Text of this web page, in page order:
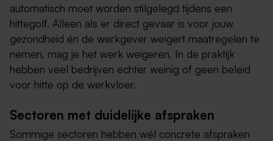
automatisch moet worden stilgelegd tijdens een
hittegolf. Alleen als er direct gevaar is voor jouw
gezondheid én de werkgever weigert maatregelen te
nemen, mag je het werk weigeren. In de praktijk
hebben veel bedrijven echter weinig of geen beleid
voor hitte op de werkvloer.
Sectoren met duidelijke afspraken
Sommige sectoren hebben wél concrete afspraken